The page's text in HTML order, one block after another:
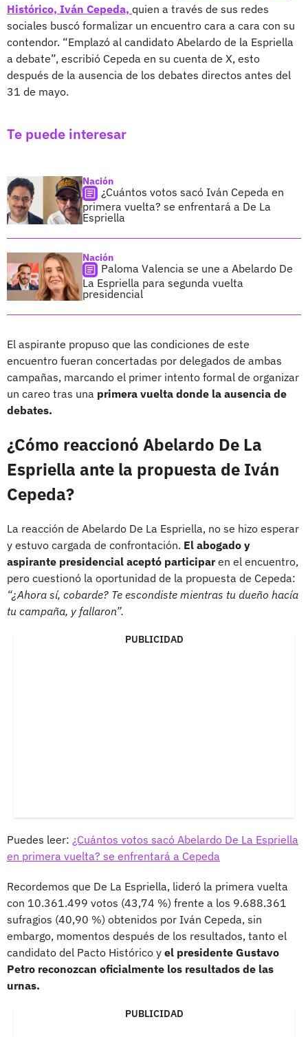
Histórico, Iván Cepeda, quien a través de sus redes
sociales buscó formalizar un encuentro cara a cara con su
contendor. “Emplazó al candidato Abelardo de la Espriella
a debate”, escribió Cepeda en su cuenta de X, esto
después de la ausencia de los debates directos antes del
31 de mayo.
Te puede interesar
Nación
¿Cuántos votos sacó Iván Cepeda en
primera vuelta? se enfrentará a De La
Espriella
Nación
Paloma Valencia se une a Abelardo De
La Espriella para segunda vuelta
presidencial
El aspirante propuso que las condiciones de este
encuentro fueran concertadas por delegados de ambas
campañas, marcando el primer intento formal de organizar
un careo tras una primera vuelta donde la ausencia de
debates.
¿Cómo reaccionó Abelardo De La
Espriella ante la propuesta de Iván
Cepeda?
La reacción de Abelardo De La Espriella, no se hizo esperar
y estuvo cargada de confrontación. El abogado y
aspirante presidencial aceptó participaren el encuentro,
pero cuestionó la oportunidad de la propuesta de Cepeda:
“¿Ahora sí, cobarde? Te escondiste mientras tu dueño hacía
tu campaña, y fallaron”.
PUBLICIDAD
Puedes leer: ¿Cuántos votos sacó Abelardo De La Espriella
en primera vuelta? se enfrentará a Cepeda
Recordemos que De La Espriella, lideró la primera vuelta
con 10.361.499 votos (43,74 %) frente a los 9.688.361
sufragios (40,90 %) obtenidos por Iván Cepeda, sin
embargo, momentos después de los resultados, tanto el
candidato del Pacto Histórico y el presidente Gustavo
Petro reconozcan oficialmente los resultados de las
urnas.
PUBLICIDAD